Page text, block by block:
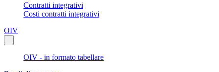
Contratti integrativi
Costi contratti integrativi
OIV
OIV - in formato tabellare